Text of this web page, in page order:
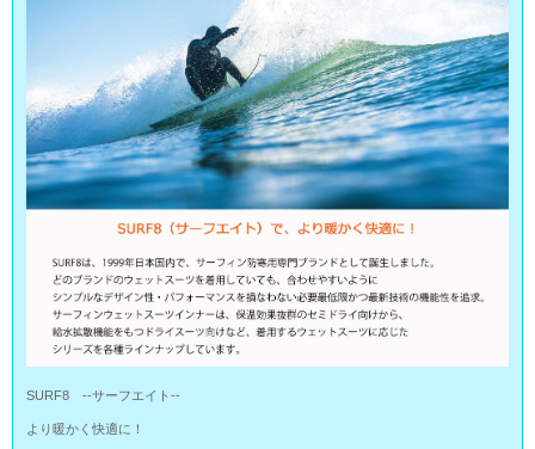
SURF8 --サーフエイト--
より暖かく快適に！